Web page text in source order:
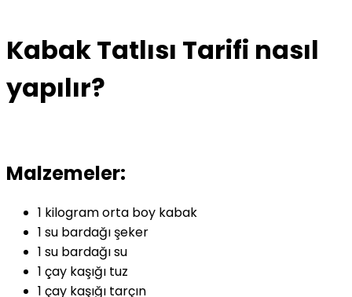
Kabak Tatlısı Tarifi nasıl
yapılır?
Malzemeler:
1 kilogram orta boy kabak
1 su bardağı şeker
1 su bardağı su
1 çay kaşığı tuz
1 çay kaşığı tarçın